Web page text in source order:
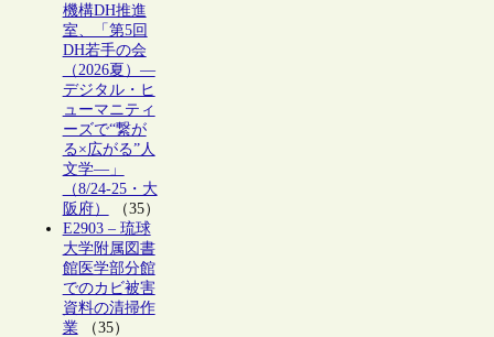
機構DH推進
室、「第5回
DH若手の会
（2026夏）―
デジタル・ヒ
ューマニティ
ーズで“繋が
る×広がる”人
文学―」
（8/24-25・大
阪府）
（35）
E2903 – 琉球
大学附属図書
館医学部分館
でのカビ被害
資料の清掃作
業（35）